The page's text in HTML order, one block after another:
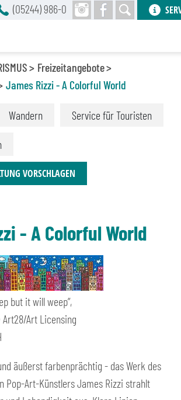
Freizeitangebote
James Rizzi - A Colorful World
Wandern Service für Touristen
VORSCHLAGEN
- A Colorful World
but it will weep”,
Art Licensing
äußerst farbenprächtig - das Werk des
Pop-Art-Künstlers James Rizzi strahlt
(05244) 986-0